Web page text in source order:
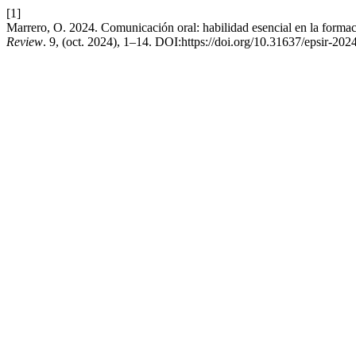
[1]
Marrero, O. 2024. Comunicación oral: habilidad esencial en la
Review. 9, (oct. 2024), 1–14. DOI:https://doi.org/10.31637/epsir-